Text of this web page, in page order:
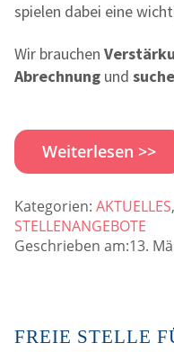
spielen dabei eine
Wir brauchen
Abrechnung und
Weiterlesen >>
Kategorien: AKTUELLES,
STELLENANGEBOTE
Geschrieben am:13.
FREIE STELLE